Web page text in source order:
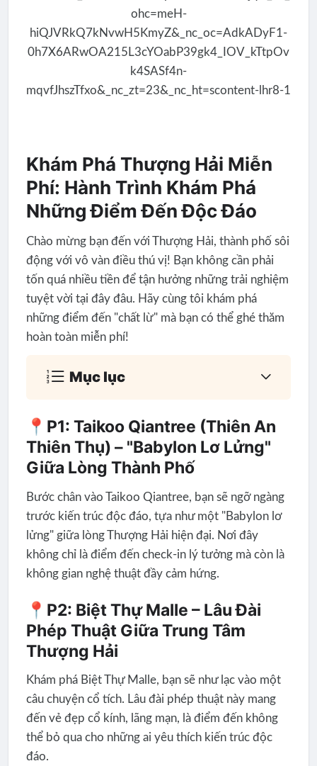
Khám Phá Thượng Hải Miễn
Phí: Hành Trình Khám Phá
Những Điểm Đến Độc Đáo
Chào mừng bạn đến với Thượng Hải, thành phố sôi
động với vô vàn điều thú vị! Bạn không cần phải
tốn quá nhiều tiền để tận hưởng những trải nghiệm
tuyệt vời tại đây đâu. Hãy cùng tôi khám phá
những điểm đến "chất lừ" mà bạn có thể ghé thăm
hoàn toàn miễn phí!
Mục lục
📍P1: Taikoo Qiantree (Thiên An
Thiên Thụ) – "Babylon Lơ Lửng"
Giữa Lòng Thành Phố
Bước chân vào Taikoo Qiantree, bạn sẽ ngỡ ngàng
trước kiến trúc độc đáo, tựa như một "Babylon lơ
lửng" giữa lòng Thượng Hải hiện đại. Nơi đây
không chỉ là điểm đến check-in lý tưởng mà còn là
không gian nghệ thuật đầy cảm hứng.
📍P2: Biệt Thự Malle – Lâu Đài
Phép Thuật Giữa Trung Tâm
Thượng Hải
Khám phá Biệt Thự Malle, bạn sẽ như lạc vào một
câu chuyện cổ tích. Lâu đài phép thuật này mang
đến vẻ đẹp cổ kính, lãng mạn, là điểm đến không
thể bỏ qua cho những ai yêu thích kiến trúc độc
đáo.